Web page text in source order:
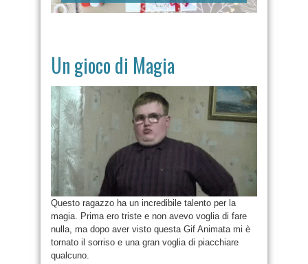
Un gioco di Magia
Questo ragazzo ha un incredibile talento per la
magia. Prima ero triste e non avevo voglia di fare
nulla, ma dopo aver visto questa Gif Animata mi è
tornato il sorriso e una gran voglia di piacchiare
qualcuno.